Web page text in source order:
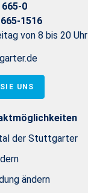
665-0
1516
von 8 bis 20 Uhr
UNS
der Stuttgarter
ändern